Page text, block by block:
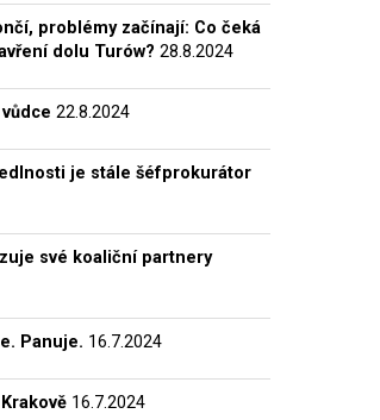
problémy začínají: Co čeká
dolu Turów? 28.8.2024
22.8.2024
je stále šéfprokurátor
své koaliční partnery
Panuje. 16.7.2024
16.7.2024